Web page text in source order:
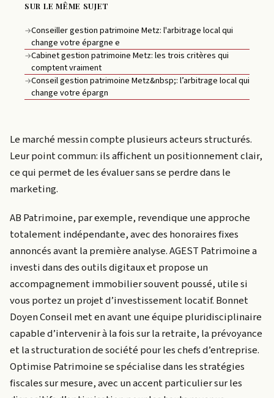
SUR LE MÊME SUJET
→Conseiller gestion patrimoine Metz: l'arbitrage local qui
change votre épargne e
→Cabinet gestion patrimoine Metz: les trois critères qui
comptent vraiment
→Conseil gestion patrimoine Metz&nbsp;: l’arbitrage local qui
change votre épargn
Le marché messin compte plusieurs acteurs structurés.
Leur point commun: ils affichent un positionnement clair,
ce qui permet de les évaluer sans se perdre dans le
marketing.
AB Patrimoine, par exemple, revendique une approche
totalement indépendante, avec des honoraires fixes
annoncés avant la première analyse. AGEST Patrimoine a
investi dans des outils digitaux et propose un
accompagnement immobilier souvent poussé, utile si
vous portez un projet d’investissement locatif. Bonnet
Doyen Conseil met en avant une équipe pluridisciplinaire
capable d’intervenir à la fois sur la retraite, la prévoyance
et la structuration de société pour les chefs d’entreprise.
Optimise Patrimoine se spécialise dans les stratégies
fiscales sur mesure, avec un accent particulier sur les